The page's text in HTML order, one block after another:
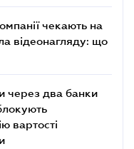
чекають на
відеонагляду: що
через два банки
вартості